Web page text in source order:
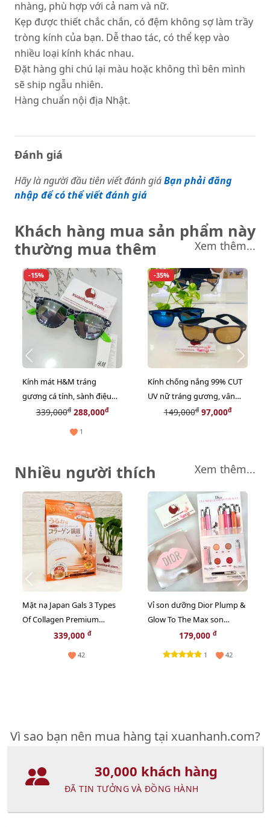
nhàng, phù hợp với cả nam và nữ.
Kẹp được thiết chắc chắn, có đệm không sợ làm trầy
tròng kính của bạn. Dễ thao tác, có thể kẹp vào
nhiều loại kính khác nhau.
Đặt hàng ghi chú lại màu hoặc không thì bên mình
sẽ ship ngẫu nhiên.
Hàng chuẩn nội địa Nhật.
Đánh giá
Hãy là người đầu tiên viết đánh giáBạn phải đăng
nhập để có thể viết đánh giá
Khách hàng mua sản phẩm này
thường mua thêm
Xem thêm...
-15%
Kính mát H&M tráng
gương cá tính, sành điệu
cho bé, phối xanh lá cool
339,000đ288,000đ
1
-35%
Kính chống nắng 99% CUT
UV nữ tráng gương, vân
gỗ, hàng nhập Nhật
149,000đ97,000đ
Nhiều người thích Xem thêm...
Mặt nạ Japan Gals 3 Types
Of Collagen Premium
chống lão hóa, săn chắc da,
339,000 đ
42
Vỉ son dưỡng Dior Plump &
Glow To The Max son
dưỡng ẩm tăng sắc cho
môi 2in1
179,000 đ
1 42
Vì sao bạn nên mua hàng tại xuanhanh.com?
30,000 khách hàng
ĐÃ TIN TƯỞNG VÀ ĐỒNG HÀNH